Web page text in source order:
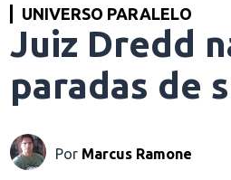
UNIVERSO PARALELO
Juiz Dredd
paradas de
Por Marcus Ramone